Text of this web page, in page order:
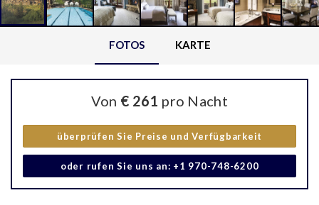
FOTOS KARTE
Von € 261 pro Nacht
überprüfen Sie Preise und Verfügbarkeit
oder rufen Sie uns an: +1 970-748-6200